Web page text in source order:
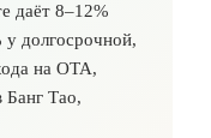
даёт 8–12%
долгосрочной,
на OTA,
Тао,